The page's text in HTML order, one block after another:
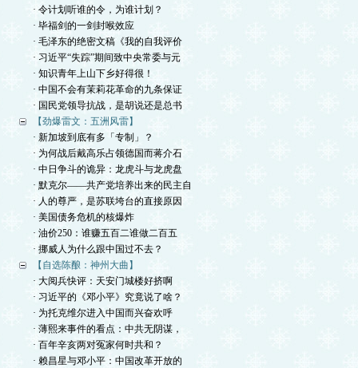
· 令计划听谁的令，为谁计划？
· 毕福剑的一剑封喉效应
· 毛泽东的绝密文稿《我的自我评价
· 习近平“失踪”期间致中央常委与元
· 知识青年上山下乡好得很！
· 中国不会有茉莉花革命的九条保证
· 国民党领导抗战，是胡说还是总书
【劲爆雷文：五洲风雷】
· 新加坡到底有多「专制」？
· 为何战后戴高乐占领德国而蒋介石
· 中日争斗的诡异：龙虎斗与龙虎盘
· 默克尔——共产党培养出来的民主自
· 人的尊严，是苏联垮台的直接原因
· 美国债务危机的核爆炸
· 油价250：谁赚五百二谁做二百五
· 挪威人为什么跟中国过不去？
【自选陈酿：神州大曲】
· 大阅兵快评：天安门城楼好挤啊
· 习近平的《邓小平》究竟说了啥？
· 为托克维尔进入中国而兴奋欢呼
· 薄熙来事件的看点：中共无阴谋，
· 百年辛亥两对冤家何时共和？
· 赖昌星与邓小平：中国改革开放的